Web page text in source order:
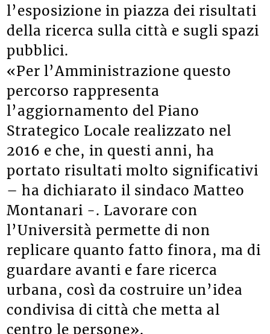
l’esposizione in piazza dei risultati
della ricerca sulla città e sugli spazi
pubblici.
«Per l’Amministrazione questo
percorso rappresenta
l’aggiornamento del Piano
Strategico Locale realizzato nel
2016 e che, in questi anni, ha
portato risultati molto significativi
– ha dichiarato il sindaco Matteo
Montanari -. Lavorare con
l’Università permette di non
replicare quanto fatto finora, ma di
guardare avanti e fare ricerca
urbana, così da costruire un’idea
condivisa di città che metta al
centro le persone».